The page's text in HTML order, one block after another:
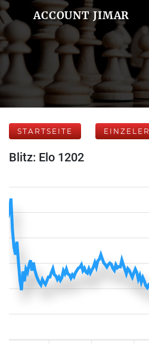
ACCOUNT JIMAR
STARTSEITE
Blitz: Elo 1202